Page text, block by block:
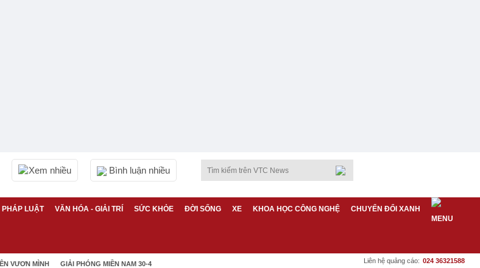
Xem nhiều Bình luận nhiều
PHÁP LUẬT VĂN HÓA - GIẢI TRÍ SỨC KHỎE ĐỜI SỐNG XE KHOA HỌC CÔNG NGHỆ CHUYỂN ĐỔI XANH
VƯƠN MÌNH GIẢI PHÓNG MIỀN NAM 30-4 Liên hệ quảng cáo: 024 36321588